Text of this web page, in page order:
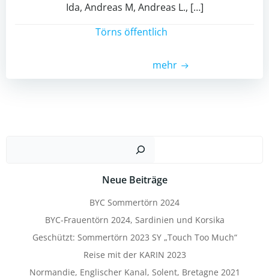
Ida, Andreas M, Andreas L., […]
Törns öffentlich
mehr
Neue Beiträge
BYC Sommertörn 2024
BYC-Frauentörn 2024, Sardinien und Korsika
Geschützt: Sommertörn 2023 SY „Touch Too Much“
Reise mit der KARIN 2023
Normandie, Englischer Kanal, Solent, Bretagne 2021